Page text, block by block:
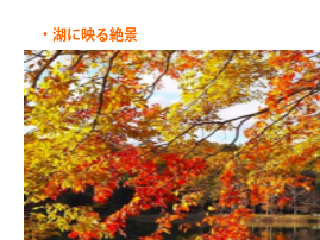
・湖に映る絶景